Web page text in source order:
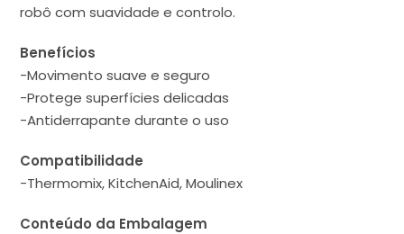
robô com suavidade e controlo.
Benefícios
-Movimento suave e seguro
-Protege superfícies delicadas
-Antiderrapante durante o uso
Compatibilidade
-Thermomix, KitchenAid, Moulinex
Conteúdo da Embalagem